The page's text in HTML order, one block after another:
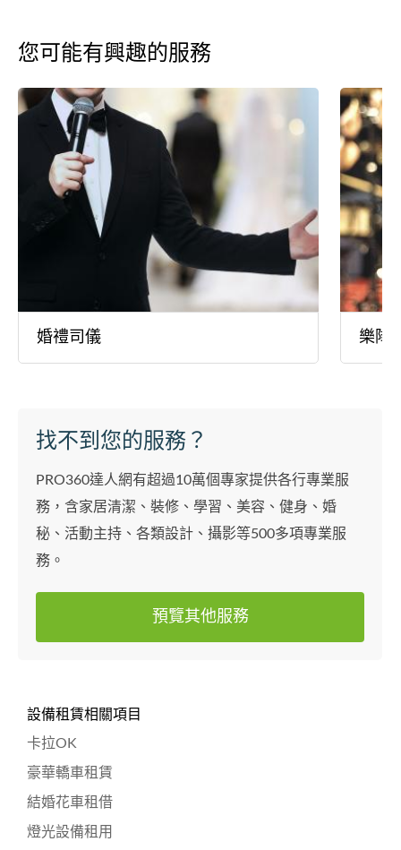
或
您可能有興趣的服務
婚禮司儀 樂隊
找不到您的服務？
PRO360達人網有超過10萬個專家提供各行專業服
務，含家居清潔、裝修、學習、美容、健身、婚
秘、活動主持、各類設計、攝影等500多項專業服
務。
預覽其他服務
設備租賃相關項目
卡拉OK
豪華轎車租賃
結婚花車租借
燈光設備租用